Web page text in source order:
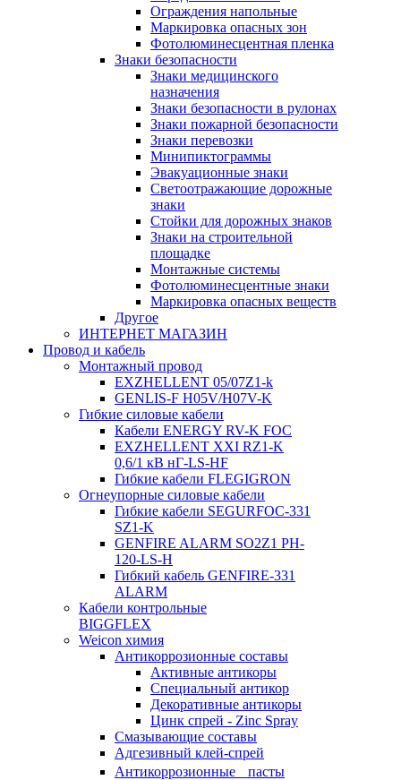
Ограждения напольные
Маркировка опасных зон
Фотолюминесцентная пленка
Знаки безопасности
Знаки медицинского
назначения
Знаки безопасности в рулонах
Знаки пожарной безопасности
Знаки перевозки
Минипиктограммы
Эвакуационные знаки
Светоотражающие дорожные
знаки
Стойки для дорожных знаков
Знаки на строительной
площадке
Монтажные системы
Фотолюминесцентные знаки
Маркировка опасных веществ
Другое
ИНТЕРНЕТ МАГАЗИН
Провод и кабель
Монтажный провод
EXZHELLENT 05/07Z1-k
GENLIS-F Н05V/H07V-K
Гибкие силовые кабели
Кабели ENERGY RV-K FOC
EXZHELLENT XXI RZ1-K
0,6/1 кВ нГ-LS-HF
Гибкие кабели FLEGIGRON
Огнеупорные силовые кабели
Гибкие кабели SEGURFOC-331
SZ1-K
GENFIRE ALARM SO2Z1 PH-
120-LS-H
Гибкий кабель GENFIRE-331
ALARM
Кабели контрольные
BIGGFLEX
Weicon химия
Антикоррозионные составы
Активные антикоры
Специальный антикор
Декоративные антикоры
Цинк спрей - Zinc Spray
Смазывающие составы
Адгезивный клей-спрей
Антикоррозионные пасты